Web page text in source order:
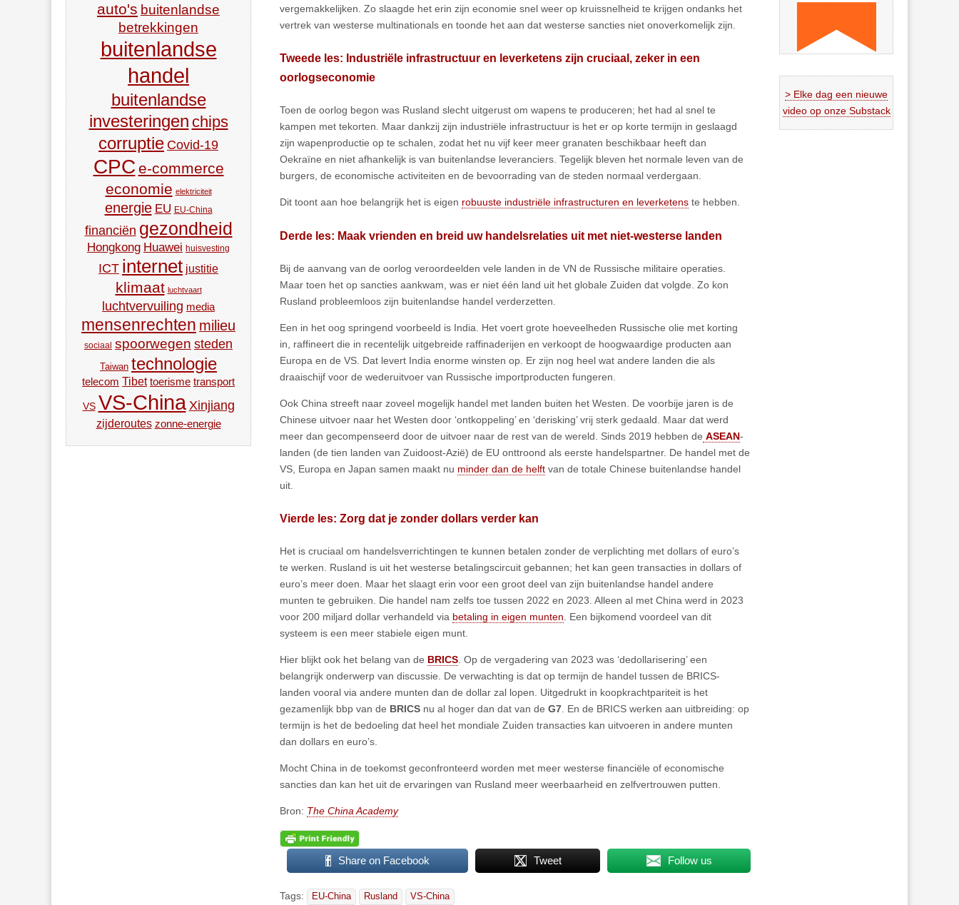
vergemakkelijken. Zo slaagde het erin zijn economie snel weer op kruissnelheid te krijgen ondanks het
vertrek van westerse multinationals en toonde het aan dat westerse sancties niet onoverkomelijk zijn.
Tweede les: Industriële infrastructuur en leverketens zijn cruciaal, zeker in een
oorlogseconomie
Toen de oorlog begon was Rusland slecht uitgerust om wapens te produceren; het had al snel te
kampen met tekorten. Maar dankzij zijn industriële infrastructuur is het er op korte termijn in geslaagd
zijn wapenproductie op te schalen, zodat het nu vijf keer meer granaten beschikbaar heeft dan
Oekraïne en niet afhankelijk is van buitenlandse leveranciers. Tegelijk bleven het normale leven van de
burgers, de economische activiteiten en de bevoorrading van de steden normaal verdergaan.
Dit toont aan hoe belangrijk het is eigen robuuste industriële infrastructuren en leverketens te hebben.
Derde les: Maak vrienden en breid uw handelsrelaties uit met niet-westerse landen
Bij de aanvang van de oorlog veroordeelden vele landen in de VN de Russische militaire operaties.
Maar toen het op sancties aankwam, was er niet één land uit het globale Zuiden dat volgde. Zo kon
Rusland probleemloos zijn buitenlandse handel verderzetten.
Een in het oog springend voorbeeld is India. Het voert grote hoeveelheden Russische olie met korting
in, raffineert die in recentelijk uitgebreide raffinaderijen en verkoopt de hoogwaardige producten aan
Europa en de VS. Dat levert India enorme winsten op. Er zijn nog heel wat andere landen die als
draaischijf voor de wederuitvoer van Russische importproducten fungeren.
Ook China streeft naar zoveel mogelijk handel met landen buiten het Westen. De voorbije jaren is de
Chinese uitvoer naar het Westen door ‘ontkoppeling’ en ‘derisking’ vrij sterk gedaald. Maar dat werd
meer dan gecompenseerd door de uitvoer naar de rest van de wereld. Sinds 2019 hebben de ASEAN-
landen (de tien landen van Zuidoost-Azië) de EU onttroond als eerste handelspartner. De handel met de
VS, Europa en Japan samen maakt nu minder dan de helft van de totale Chinese buitenlandse handel
uit.
Vierde les: Zorg dat je zonder dollars verder kan
Het is cruciaal om handelsverrichtingen te kunnen betalen zonder de verplichting met dollars of euro’s
te werken. Rusland is uit het westerse betalingscircuit gebannen; het kan geen transacties in dollars of
euro’s meer doen. Maar het slaagt erin voor een groot deel van zijn buitenlandse handel andere
munten te gebruiken. Die handel nam zelfs toe tussen 2022 en 2023. Alleen al met China werd in 2023
voor 200 miljard dollar verhandeld via betaling in eigen munten. Een bijkomend voordeel van dit
systeem is een meer stabiele eigen munt.
Hier blijkt ook het belang van de BRICS. Op de vergadering van 2023 was ‘dedollarisering’ een
belangrijk onderwerp van discussie. De verwachting is dat op termijn de handel tussen de BRICS-
landen vooral via andere munten dan de dollar zal lopen. Uitgedrukt in koopkrachtpariteit is het
gezamenlijk bbp van de BRICS nu al hoger dan dat van de G7. En de BRICS werken aan uitbreiding: op
termijn is het de bedoeling dat heel het mondiale Zuiden transacties kan uitvoeren in andere munten
dan dollars en euro’s.
Mocht China in de toekomst geconfronteerd worden met meer westerse financiële of economische
sancties dan kan het uit de ervaringen van Rusland meer weerbaarheid en zelfvertrouwen putten.
Bron: The China Academy
Share on Facebook Tweet Follow us
Tags: EU-China Rusland VS-China
auto's buitenlandse
betrekkingen
buitenlandse
handel
buitenlandse
investeringen chips
corruptie Covid-19
CPC e-commerce
economie elektriciteit
energie EU EU-China
financiën gezondheid
Hongkong Huawei huisvesting
ICT internet justitie
klimaat luchtvaart
luchtvervuiling media
mensenrechten milieu
sociaal spoorwegen steden
Taiwan technologie
telecom Tibet toerisme transport
VS VS-China Xinjiang
zijderoutes zonne-energie
> Elke dag een nieuwe
video op onze Substack